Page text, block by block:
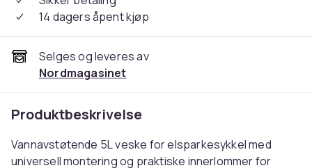
14 dagers åpent kjøp
Selges og leveres av
Nordmagasinet
Produktbeskrivelse
Vannavstøtende 5L veske for elsparkesykkel med
universell montering og praktiske innerlommer for